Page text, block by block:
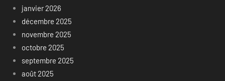
janvier 2026
décembre 2025
novembre 2025
octobre 2025
septembre 2025
août 2025